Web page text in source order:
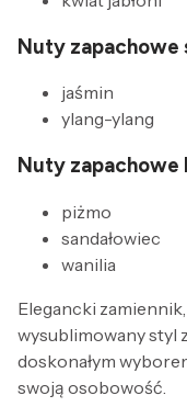
Nuty zapachowe
jaśmin
ylang-ylang
Nuty zapachowe
piżmo
sandałowiec
wanilia
Elegancki
wysublimowany styl
doskonałym
swoją osobowość.